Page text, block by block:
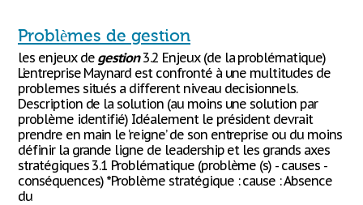
Problèmes de gestion
les enjeux de gestion3.2 Enjeux (de la problématique)
L’entreprise Maynard est confronté à une multitudes de
problemes situés a different niveau decisionnels.
Description de la solution (au moins une solution par
problème identifié) Idéalement le président devrait
prendre en main le ‘reigne’ de son entreprise ou du moins
définir la grande ligne de leadership et les grands axes
stratégiques 3.1 Problématique (problème (s) - causes -
conséquences) *Problème stratégique : cause : Absence
du